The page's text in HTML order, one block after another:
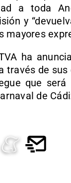
a toda
y
mayores
ha
través de
que
de